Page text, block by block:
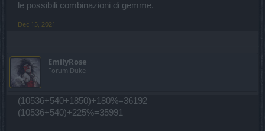
le possibili combinazioni di gemme.
Dec 15, 2021
EmilyRose
Forum Duke
(10536+540+1850)+180%=36192
(10536+540)+225%=35991